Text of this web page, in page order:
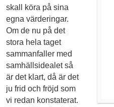
skall köra på sina
egna värderingar.
Om de nu på det
stora hela taget
sammanfaller med
samhällsidealet så
är det klart, då är det
ju frid och fröjd som
vi redan konstaterat.